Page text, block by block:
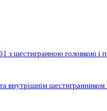
з шестигранною головкою і
внутрішнім шестигранником